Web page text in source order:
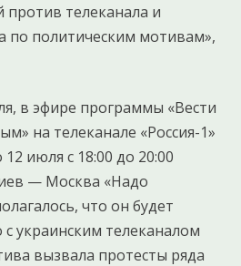
телеканала и
по политическим мотивам»,
в эфире программы «Вести
на телеканале «Россия-1»
июля с 18:00 до 20:00
— Москва «Надо
что он будет
украинским телеканалом
вызвала протесты ряда